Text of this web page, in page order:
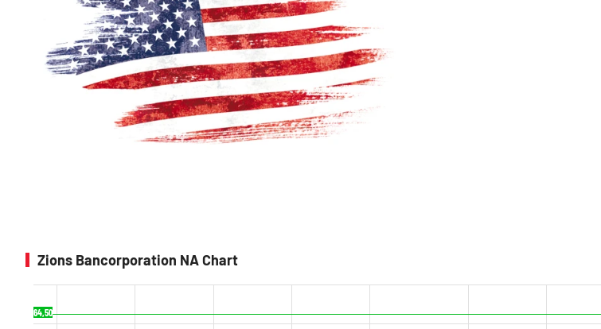
Zions Bancorporation NA Chart
64,50